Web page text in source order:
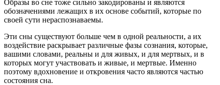
Образы во сне тоже сильно закодированы и являются
обозначениями лежащих в их основе событий, которые по
своей сути нераспознаваемы.
Эти сны существуют больше чем в одной реальности, а их
воздействие раскрывает различные фазы сознания, которые,
вашими словами, реальны и для живых, и для мертвых, и в
которых могут участвовать и живые, и мертвые. Именно
поэтому вдохновение и откровения часто являются частью
состояния сна.